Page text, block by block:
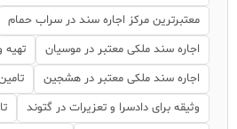
معتبرترین مرکز اجاره سند در سراب حمام
اجاره سند ملکی معتبر در موسیان
تهیه
اجاره سند ملکی معتبر در هشجین
وثیقه برای دادسرا و تعزیرات در گتوند